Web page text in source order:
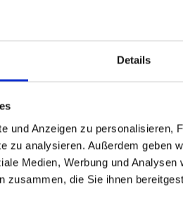
Details
und Anzeigen zu personalisieren,
zu analysieren. Außerdem geben
Medien, Werbung und
zusammen, die Sie ihnen
E-Mail-Adresse